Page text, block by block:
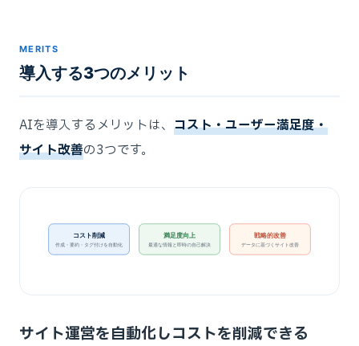
MERITS
導入する3つのメリット
AIを導入するメリットは、 コスト・ユーザー満足度・
サイト改善の3つです。
コスト削減
作成・要約・タグ付けを自動化
満足度向上
最適な情報と即時の自己解決
戦略的改善
データに基づくサイト改善
サイト運営を自動化しコストを削減できる